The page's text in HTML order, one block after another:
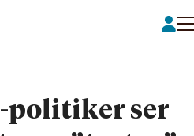
politiker ser